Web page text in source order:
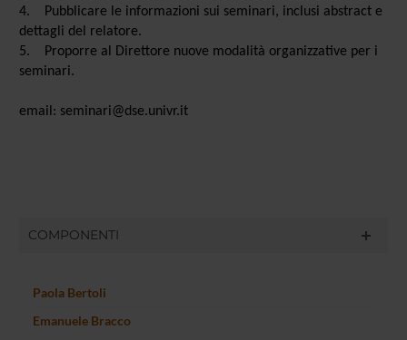
4. Pubblicare le informazioni sui seminari, inclusi abstract e
dettagli del relatore.
5. Proporre al Direttore nuove modalità organizzative per i
seminari.
email: seminari@dse.univr.it
COMPONENTI
Paola Bertoli
Emanuele Bracco